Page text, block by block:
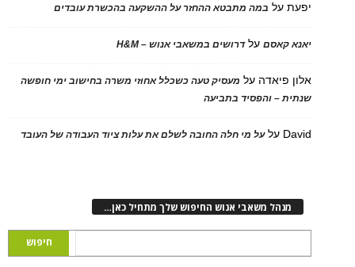
יפעתעל במה מתבטא ההחזר על ההשקעה בהכשרת עובדים
יאנא קאסםעלדרושים במשאבי אנוש – H&M
אלון פיאדה על מעסיק טעה כשכלל אחוזי משרה בחישוב ימי חופשה
שנתית – והפסיד בתביעה
David עלעל מי חלה החובה לשלם את עלות ציוד העבודה של העובד
מנהל משאבי אנוש החיפוש שלך מתחיל כאן…